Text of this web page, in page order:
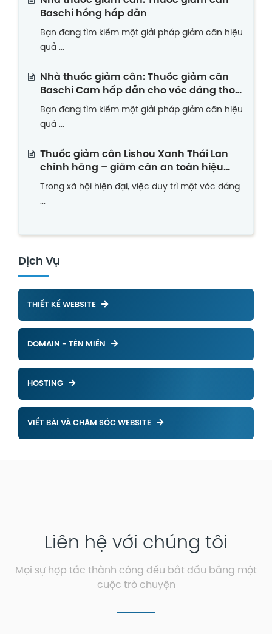
Baschi hồng hấp dẫn
Bạn đang tìm kiếm một giải pháp giảm cân hiệu
quả ...
Nhà thuốc giảm cân: Thuốc giảm cân
Baschi Cam hấp dẫn cho vóc dáng thon
gọn
Bạn đang tìm kiếm một giải pháp giảm cân hiệu
quả ...
Thuốc giảm cân Lishou Xanh Thái Lan
chính hãng – giảm cân an toàn hiệu
quả
Trong xã hội hiện đại, việc duy trì một vóc dáng
...
Dịch Vụ
THIẾT KẾ WEBSITE
DOMAIN - TÊN MIỀN
HOSTING
VIẾT BÀI VÀ CHĂM SÓC WEBSITE
Liên hệ với chúng tôi
Mọi sự hợp tác thành công đều bắt đầu bằng một
cuộc trò chuyện